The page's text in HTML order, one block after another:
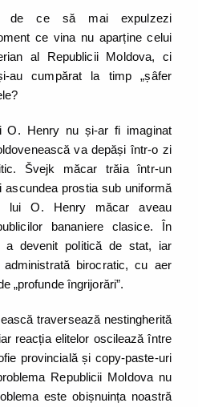
de ce să mai expulzezi
ce vina nu aparține celui
al Republicii Moldova, ci
au cumpărat la timp „șâfer
O. Henry nu și-ar fi imaginat
va depăși într-o zi
Švejk măcar trăia într-un
prostia sub uniformă
lui O. Henry măcar aveau
bananiere clasice. În
a devenit politică de stat, iar
birocratic, cu aer
„profunde îngrijorări”.
traversează nestingherită
reacția elitelor oscilează între
provincială și copy-paste-uri
Republicii Moldova nu
este obișnuința noastră